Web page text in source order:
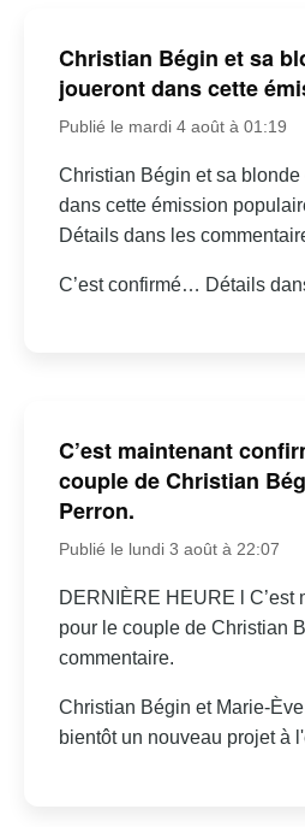
Christian Bégin et sa
joueront dans cette
Publié le mardi 4 août à 01:19
Christian Bégin et sa
dans cette émission
Détails dans les
C’est confirmé… Détails
C’est maintenant
couple de Christian
Perron.
Publié le lundi 3 août à 22:07
DERNIÈRE HEURE l C’est
pour le couple de Christian
commentaire.
Christian Bégin et Marie-
bientôt un nouveau projet à